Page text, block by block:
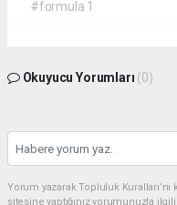
#formula 1
Okuyucu Yorumları (0)
Yorum yazarak Topluluk
sitesine yaptığınız yorumunuzla